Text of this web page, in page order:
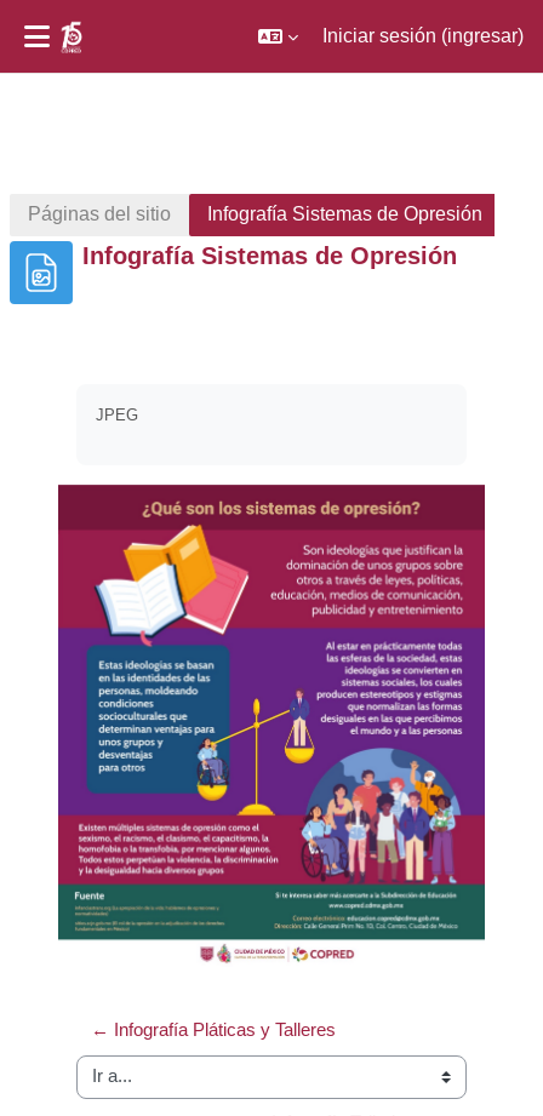
Iniciar sesión (ingresar)
Páginas del sitio Infografía Sistemas de Opresión
Infografía Sistemas de Opresión
JPEG
← Infografía Pláticas y Talleres
Ir a...